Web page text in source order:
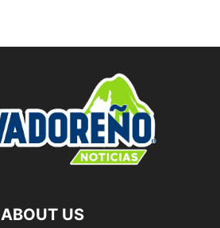
ABOUT US